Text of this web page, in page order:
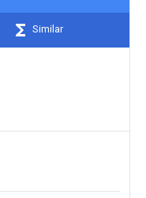
Similar